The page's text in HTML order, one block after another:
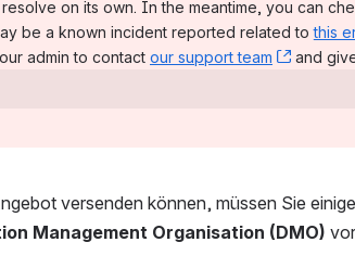
on its own. In the meantime, you can
window)
be a known incident reported related to this
admin to contact our support team , (opens
and
versenden können, müssen Sie
Management Organisation (DMO)